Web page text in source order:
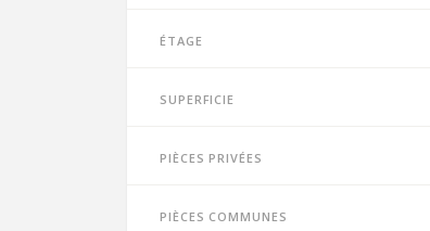
Étage
Superficie
Pièces privées
Pièces communes